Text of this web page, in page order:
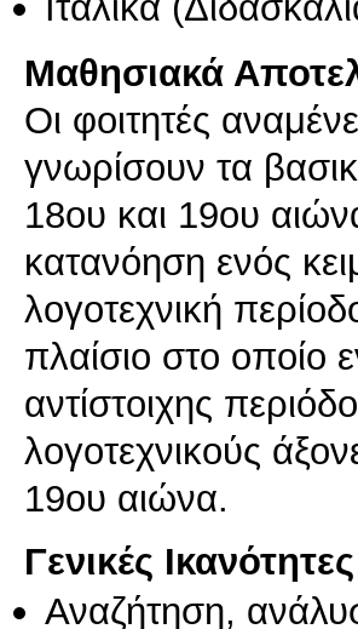
Μαθησιακά
Οι φοιτητές
γνωρίσουν τα
18ου και 19ου
κατανόηση ενός
λογοτεχνική
πλαίσιο στο οποίο
αντίστοιχης
λογοτεχνικούς
19ου αιώνα.
Γενικές Ικανότητες
Αναζήτηση,